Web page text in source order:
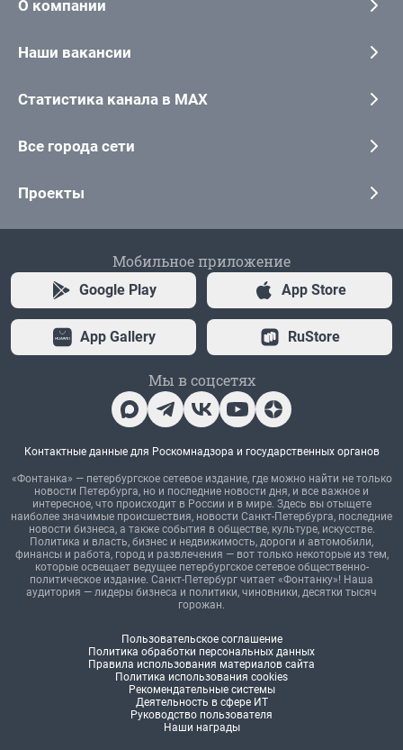
О компании
Наши вакансии
Статистика канала в MAX
Все города сети
Проекты
Мобильное приложение
Google Play App Store
App Gallery RuStore
Мы в соцсетях
Контактные данные для Роскомнадзора и государственных органов
«Фонтанка» — петербургское сетевое издание, где можно найти не только
новости Петербурга, но и последние новости дня, и все важное и
интересное, что происходит в России и в мире. Здесь вы отыщете
наиболее значимые происшествия, новости Санкт-Петербурга, последние
новости бизнеса, а также события в обществе, культуре, искусстве.
Политика и власть, бизнес и недвижимость, дороги и автомобили,
финансы и работа, город и развлечения — вот только некоторые из тем,
которые освещает ведущее петербургское сетевое общественно-
политическое издание. Санкт-Петербург читает «Фонтанку»! Наша
аудитория — лидеры бизнеса и политики, чиновники, десятки тысяч
горожан.
Пользовательское соглашение
Политика обработки персональных данных
Правила использования материалов сайта
Политика использования cookies
Рекомендательные системы
Деятельность в сфере ИТ
Руководство пользователя
Наши награды